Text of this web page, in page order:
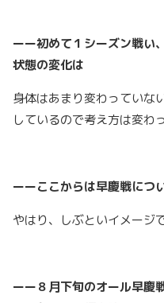
ーー初めて１シーズン戦い
状態の変化は
身体はあまり変わっていな
しているので考え方は変わ
ーーここからは早慶戦につ
やはり、しぶといイメージ
ーー８月下旬のオール早慶